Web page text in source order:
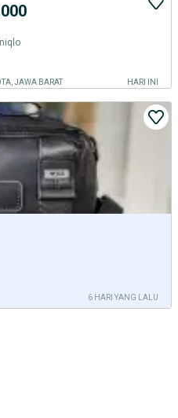
JAWA BARAT HARI INI
6 HARI YANG LALU